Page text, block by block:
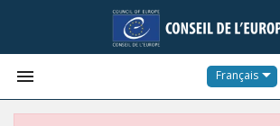
 Français